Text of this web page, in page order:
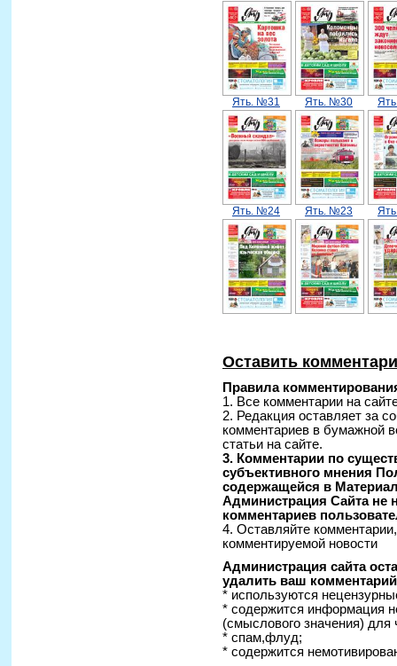
Ять. №31 Ять. №30
Ять. №24 Ять. №23
Оставить
Правила
1. Все комментарии на
2. Редакция оставляет за
комментариев в бумажной
статьи на сайте.
3. Комментарии по
субъективного мнения
содержащейся в
Администрация Сайта не
комментариев
4. Оставляйте
комментируемой новости
Администрация сайта
удалить ваш
* используются
* содержится информация
(смыслового значения) для
* спам,флуд;
* содержится